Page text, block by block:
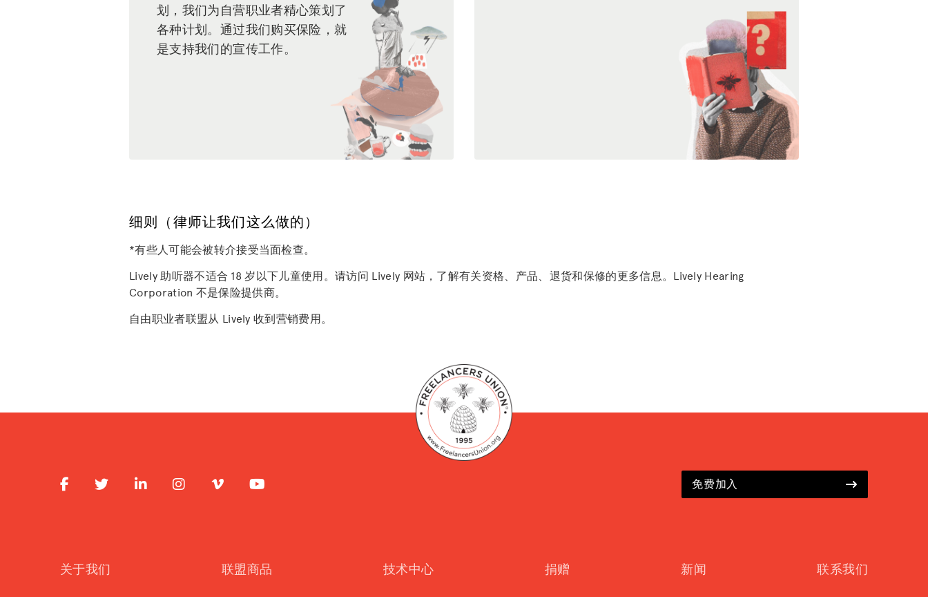
划，我们为自营职业者精心策划了
各种计划。通过我们购买保险，就
是支持我们的宣传工作。
细则（律师让我们这么做的）
*有些人可能会被转介接受当面检查。
Lively 助听器不适合 18 岁以下儿童使用。请访问 Lively 网站，了解有关资格、产品、退货和保修的更多信息。Lively Hearing
Corporation 不是保险提供商。
自由职业者联盟从 Lively 收到营销费用。
免费加入
关于我们 联盟商品 技术中心 捐赠 新闻 联系我们